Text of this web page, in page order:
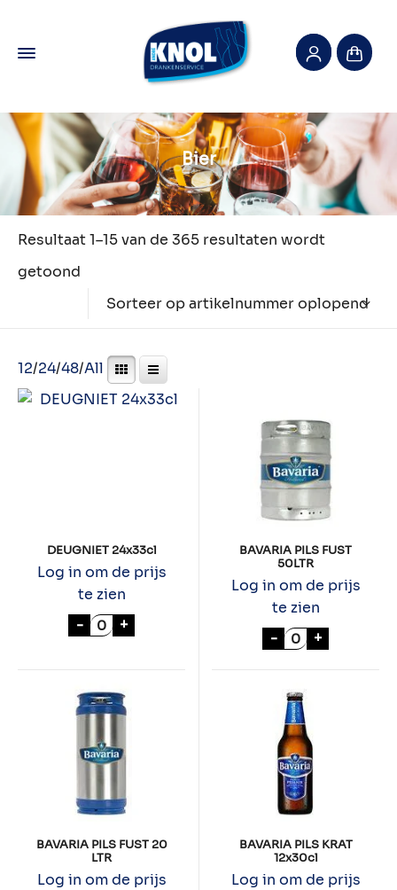
Bier
Resultaat 1–15 van de 365 resultaten wordt
getoond
Sorteer op artikelnummer oplopend
12/24/48/All
DEUGNIET 24x33cl
Log in om de prijs
te zien
- DEUGNIET 24x33cl aantal
+
BAVARIA PILS FUST
50LTR
Log in om de prijs
te zien
- BAVARIA PILS
+
BAVARIA PILS FUST 20
LTR
Log in om de prijs
BAVARIA PILS KRAT
12x30cl
Log in om de prijs